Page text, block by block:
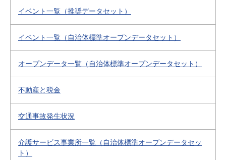
イベント一覧（推奨データセット）
イベント一覧（自治体標準オープンデータセット）
オープンデータ一覧（自治体標準オープンデータセット）
不動産と税金
交通事故発生状況
介護サービス事業所一覧（自治体標準オープンデータセッ
ト）